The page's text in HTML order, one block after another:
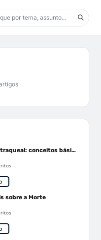
Intubação Orotraqueal: conceitos básicos
sobre a Morte